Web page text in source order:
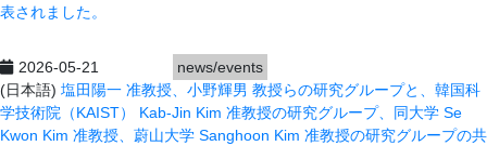
表されました。
2026-05-21
news/events
(日本語) ​塩田陽一 准教授、小野輝男 教授らの研究グループと、韓国科
学技術院（KAIST） Kab-Jin Kim 准教授の研究グループ、同大学 Se
Kwon Kim 准教授、蔚山大学 Sanghoon Kim 准教授の研究グループの共